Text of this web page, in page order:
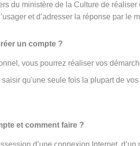
du ministère de la Culture de réaliser
et d’adresser la réponse par le
un compte ?
vous pourrez réaliser vos
qu'une seule fois la plupart de
et comment faire ?
d’une connexion Internet,